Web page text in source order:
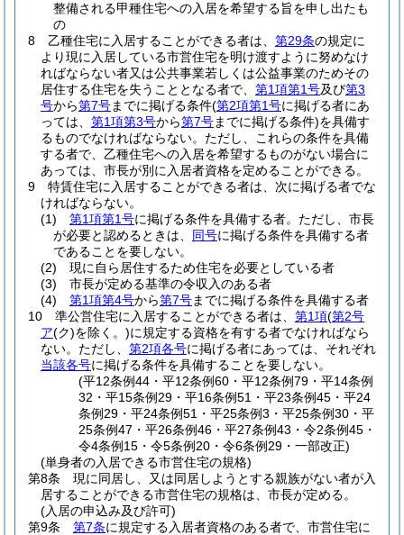
整備される甲種住宅への入居を希望する旨を申し出たも
の
8
乙種住宅に入居することができる者は、 第29条の規定に
より現に入居している市営住宅を明け渡すように努めなけ
ればならない者又は公共事業若しくは公益事業のためその
居住する住宅を失うこととなる者で、 第1項第1号及び第3
号から第7号までに掲げる条件(第2項第1号に掲げる者にあ
っては、 第1項第3号から第7号までに掲げる条件)を具備す
るものでなければならない。 ただし、これらの条件を具備
する者で、乙種住宅への入居を希望するものがない場合に
あっては、市長が別に入居者資格を定めることができる。
9
特賃住宅に入居することができる者は、次に掲げる者でな
ければならない。
(1)
第1項第1号に掲げる条件を具備する者。 ただし、市長
が必要と認めるときは、 同号に掲げる条件を具備する者
であることを要しない。
(2)
現に自ら居住するため住宅を必要としている者
(3)
市長が定める基準の令収入のある者
(4)
第1項第4号から第7号までに掲げる条件を具備する者
10
準公営住宅に入居することができる者は、 第1項(第2号
ア(ク)を除く。)に規定する資格を有する者でなければなら
ない。 ただし、 第2項各号に掲げる者にあっては、それぞれ
当該各号に掲げる条件を具備することを要しない。
(平12条例44・平12条例60・平12条例79・平14条例
32・平15条例29・平16条例51・平23条例45・平24
条例29・平24条例51・平25条例3・平25条例30・平
25条例47・平26条例46・平27条例43・令2条例45・
令4条例15・令5条例20・令6条例29・一部改正)
(単身者の入居できる市営住宅の規格)
第8条
現に同居し、又は同居しようとする親族がない者が入
居することができる市営住宅の規格は、市長が定める。
(入居の申込み及び許可)
第9条
第7条に規定する入居者資格のある者で、市営住宅に